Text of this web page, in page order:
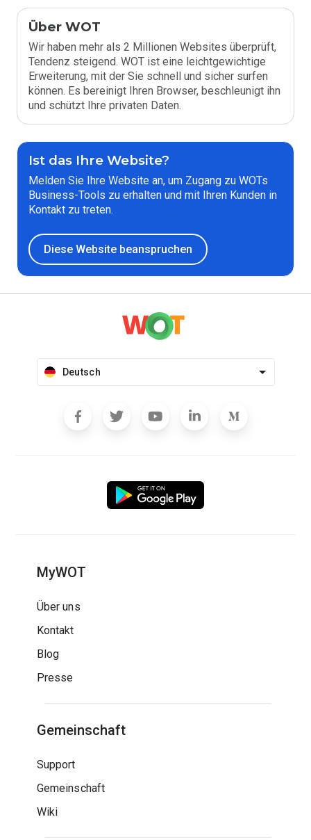
Über WOT
Wir haben mehr als 2 Millionen Websites überprüft,
Tendenz steigend. WOT ist eine leichtgewichtige
Erweiterung, mit der Sie schnell und sicher surfen
können. Es bereinigt Ihren Browser, beschleunigt ihn
und schützt Ihre privaten Daten.
Ist das Ihre Website?
Melden Sie Ihre Website an, um Zugang zu WOTs
Business-Tools zu erhalten und mit Ihren Kunden in
Kontakt zu treten.
Diese Website beanspruchen
Deutsch
MyWOT
Über uns
Kontakt
Blog
Presse
Gemeinschaft
Support
Gemeinschaft
Wiki